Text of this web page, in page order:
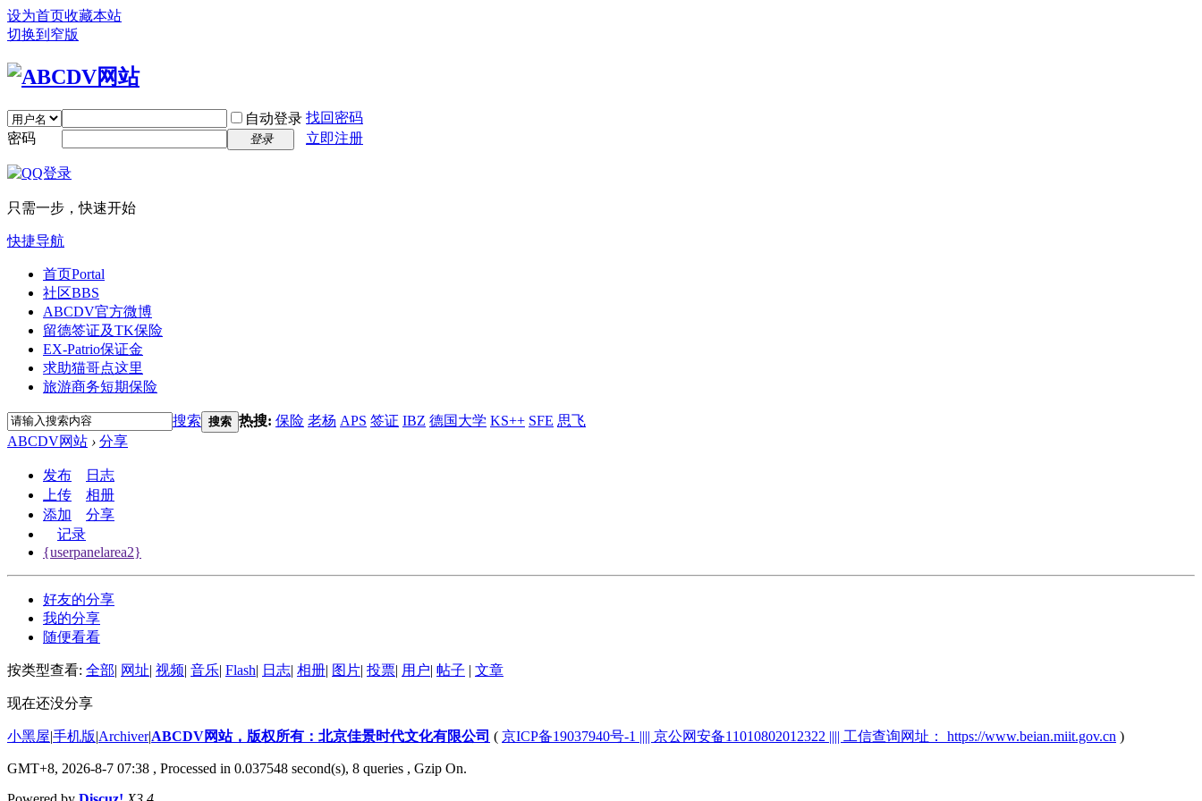
设为首页收藏本站
切换到窄版
自动登录 找回密码
密码
登录 立即注册
只需一步，快速开始
快捷导航
首页Portal
社区BBS
ABCDV官方微博
留德签证及TK保险
EX-Patrio保证金
求助猫哥点这里
旅游商务短期保险
搜索 搜索 热搜: 保险 老杨 APS 签证 IBZ 德国大学 KS++ SFE 思飞
ABCDV网站 › 分享
发布
日志
上传
相册
添加
分享
记录
{userpanelarea2}
好友的分享
我的分享
随便看看
按类型查看: 全部| 网址| 视频| 音乐| Flash| 日志| 相册| 图片| 投票| 用户| 帖子 | 文章
现在还没分享
小黑屋|手机版|Archiver|ABCDV网站，版权所有：北京佳景时代文化有限公司 ( 京ICP备19037940号-1 |||| 京公网安备11010802012322 |||| 工信查询网址： https://www.beian.miit.gov.cn )
GMT+8, 2026-8-7 07:38 , Processed in 0.037548 second(s), 8 queries , Gzip On.